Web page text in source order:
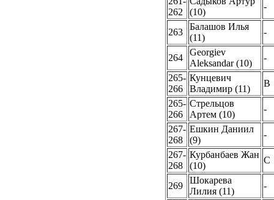
262
(10)
-
263
Балашов Илья
(11)
-
264
Georgiev
Aleksandar (10)
-
265-
266
Кунцевич
Владимир (11)
B
265-
266
Стрельцов
Артем (10)
-
267-
268
Ешкин Даниил
(9)
-
267-
268
Курбанбаев Жан
(10)
C
269
Шокарева
Лилия (11)
-